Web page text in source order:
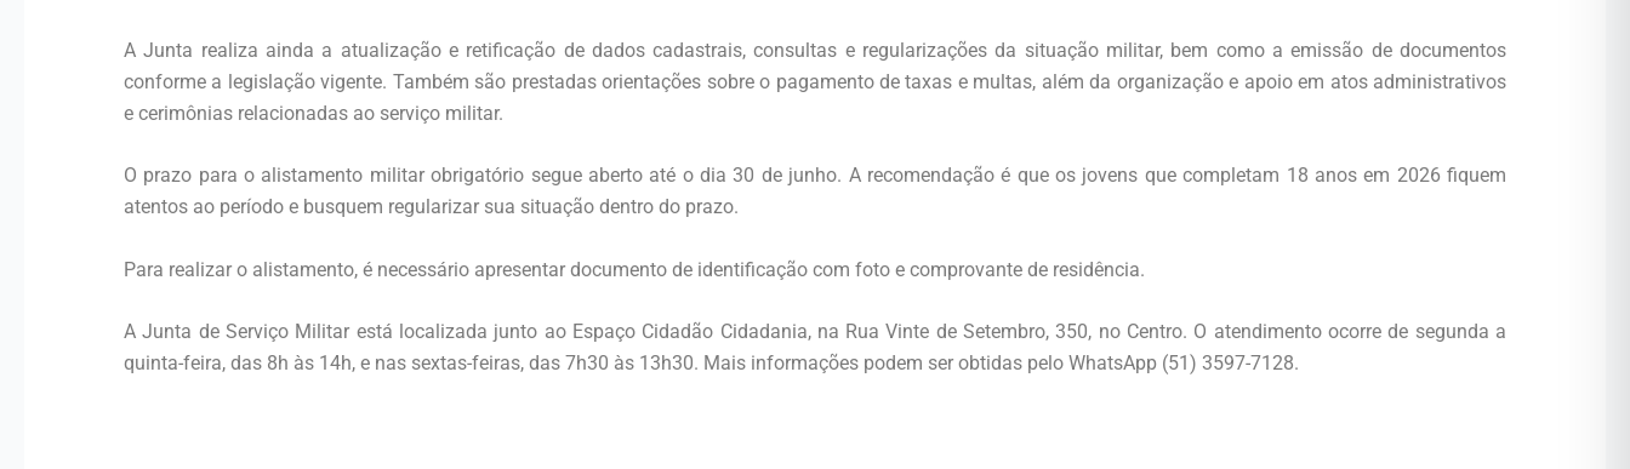
A Junta realiza ainda a atualização e retificação de dados cadastrais, consultas e regularizações da situação militar, bem como a emissão de documentos
conforme a legislação vigente. Também são prestadas orientações sobre o pagamento de taxas e multas, além da organização e apoio em atos administrativos
e cerimônias relacionadas ao serviço militar.
O prazo para o alistamento militar obrigatório segue aberto até o dia 30 de junho. A recomendação é que os jovens que completam 18 anos em 2026 fiquem
atentos ao período e busquem regularizar sua situação dentro do prazo.
Para realizar o alistamento, é necessário apresentar documento de identificação com foto e comprovante de residência.
A Junta de Serviço Militar está localizada junto ao Espaço Cidadão Cidadania, na Rua Vinte de Setembro, 350, no Centro. O atendimento ocorre de segunda a
quinta-feira, das 8h às 14h, e nas sextas-feiras, das 7h30 às 13h30. Mais informações podem ser obtidas pelo WhatsApp (51) 3597-7128.